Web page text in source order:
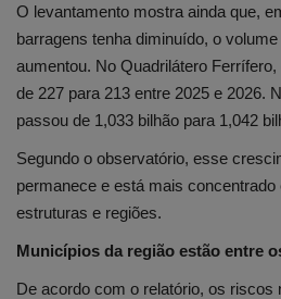
O levantamento mostra ainda que,
barragens tenha diminuído, o
aumentou. No Quadrilátero
de 227 para 213 entre 2025 e 2026.
passou de 1,033 bilhão para 1,042
Segundo o observatório, esse
permanece e está mais concentrado
estruturas e regiões.
Municípios da região estão entre
De acordo com o relatório, os riscos